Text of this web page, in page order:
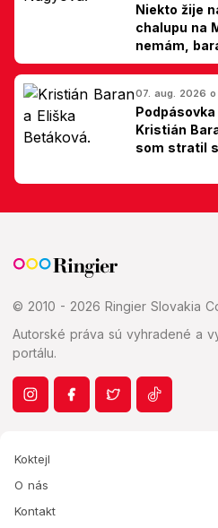
Niekto žije
chalupu na
nemám,
Slovákom
07. aug. 2026 o
Kristián
som stratil
© 2010 - 2026 Ringier Slovakia
Autorské práva sú vyhradené a
portálu.
Koktejl
O nás
Kontakt